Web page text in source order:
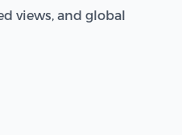
views, and global